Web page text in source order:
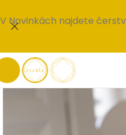
V Novinkách najdete